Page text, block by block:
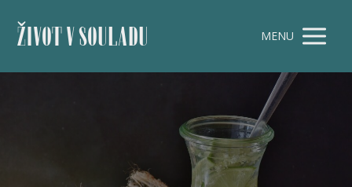
ŽIVOT V SOULADU MENU